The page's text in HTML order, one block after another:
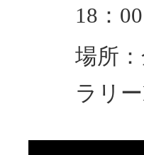
18：00
場所
ラリ